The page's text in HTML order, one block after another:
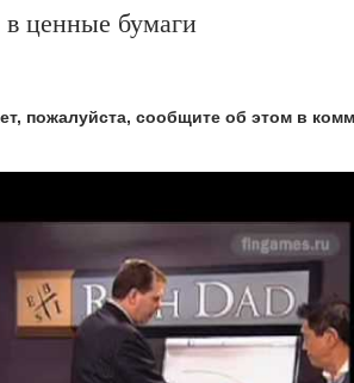
ценные бумаги
пожалуйста, сообщите об этом в